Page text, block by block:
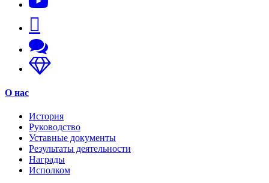
О нас
История
Руководство
Уставные документы
Результаты деятельности
Награды
Исполком